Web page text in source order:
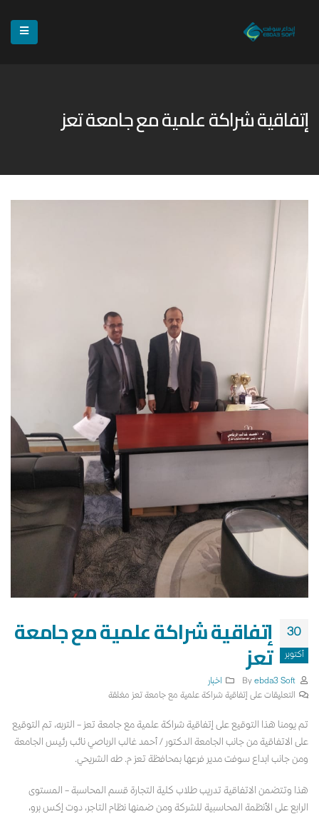
إتفاقية شراكة علمية مع جامعة تعز
30
أكتوبر
إتفاقية شراكة علمية مع جامعة
تعز
ebda3 Soft
اخبار
التعليقات على إتفاقية شراكة علمية مع جامعة تعز مغلقة
تم يومنا هذا التوقيع على إتفاقية شراكة علمية مع جامعة تعز – التربه، تم التوقيع
على الاتفاقية من جانب الجامعة الدكتور / أحمد غالب الرباصي نائب رئيس الجامعة
ومن جانب ابداع سوفت مدير فرعها بمحافظة تعز م. طه الشريحي.
هذا وتتضمن الاتفاقية تدريب طلاب كلية التجارة قسم المحاسبة – المستوى
الرابع على الأنظمة المحاسبية للشركة ومن ضمنها نظام التاجر، دوت إكس برو،